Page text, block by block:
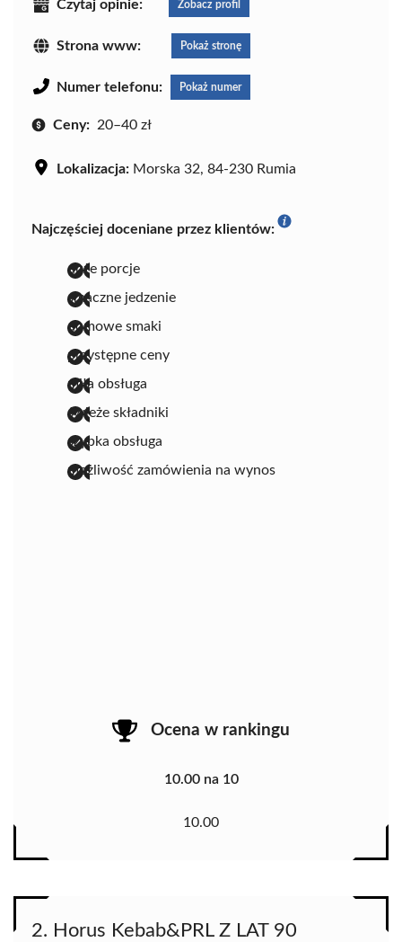
Czytaj opinie: Zobacz profil
Strona www: Pokaż stronę
Numer telefonu: Pokaż numer
Ceny: 20–40 zł
Lokalizacja: Morska 32, 84-230 Rumia
Najczęściej doceniane przez klientów:
duże porcje
smaczne jedzenie
domowe smaki
przystępne ceny
miła obsługa
świeże składniki
szybka obsługa
możliwość zamówienia na wynos
Ocena w rankingu
10.00 na 10
10.00
2. Horus Kebab&PRL Z LAT 90